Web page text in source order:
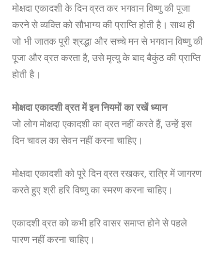
मोक्षदा एकादशी के दिन व्रत कर भगवान विष्णु की पूजा
करने से व्यक्ति को सौभाग्य की प्राप्ति होती है। साथ ही
जो भी जातक पूरी श्रद्धा और सच्चे मन से भगवान विष्णु की
पूजा और व्रत करता है, उसे मृत्यु के बाद बैकुंठ की प्राप्ति
होती है।
मोक्षदा एकादशी व्रत में इन नियमों का रखें ध्यान
जो लोग मोक्षदा एकादशी का व्रत नहीं करते हैं, उन्हें इस
दिन चावल का सेवन नहीं करना चाहिए।
मोक्षदा एकादशी को पूरे दिन व्रत रखकर, रात्रि में जागरण
करते हुए श्री हरि विष्णु का स्मरण करना चाहिए।
एकादशी व्रत को कभी हरि वासर समाप्त होने से पहले
पारण नहीं करना चाहिए।